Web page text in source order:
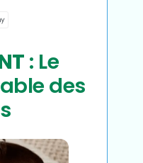
: Le
des